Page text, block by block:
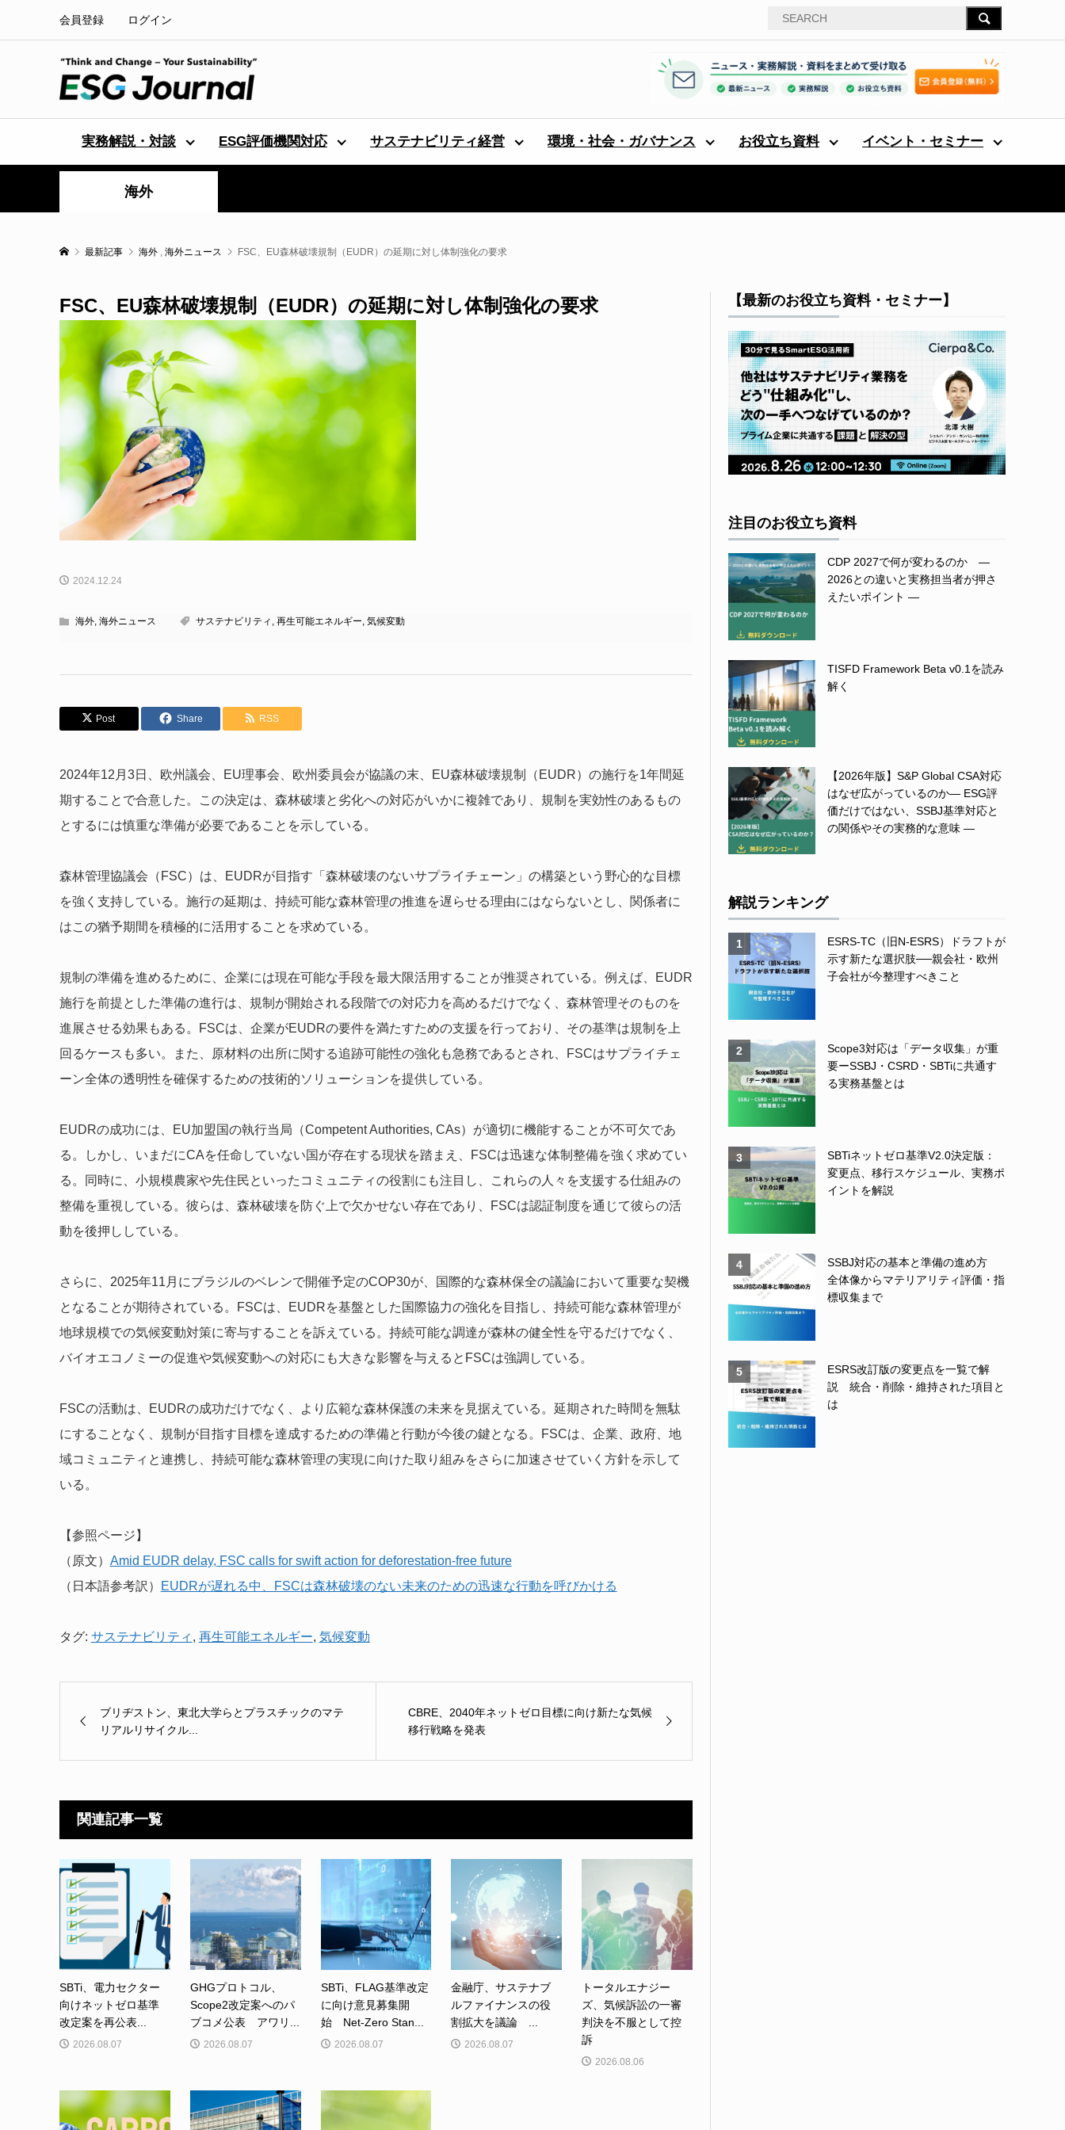
会員登録 ログイン
実務解説・対談 ESG評価機関対応 サステナビリティ経営 環境・社会・ガバナンス お役立ち資料 イベント・セミナー
海外
最新記事 海外 , 海外ニュース FSC、EU森林破壊規制（EUDR）の延期に対し体制強化の要求
FSC、EU森林破壊規制（EUDR）の延期に対し体制強化の要求
2024.12.24
海外, 海外ニュース サステナビリティ , 再生可能エネルギー, 気候変動
Post Share RSS
2024年12月3日、欧州議会、EU理事会、欧州委員会が協議の末、EU森林破壊規制（EUDR）の施行を1年間延
期することで合意した。この決定は、森林破壊と劣化への対応がいかに複雑であり、規制を実効性のあるもの
とするには慎重な準備が必要であることを示している。
森林管理協議会（FSC）は、EUDRが目指す「森林破壊のないサプライチェーン」の構築という野心的な目標
を強く支持している。施行の延期は、持続可能な森林管理の推進を遅らせる理由にはならないとし、関係者に
はこの猶予期間を積極的に活用することを求めている。
規制の準備を進めるために、企業には現在可能な手段を最大限活用することが推奨されている。例えば、EUDR
施行を前提とした準備の進行は、規制が開始される段階での対応力を高めるだけでなく、森林管理そのものを
進展させる効果もある。FSCは、企業がEUDRの要件を満たすための支援を行っており、その基準は規制を上
回るケースも多い。また、原材料の出所に関する追跡可能性の強化も急務であるとされ、FSCはサプライチェ
ーン全体の透明性を確保するための技術的ソリューションを提供している。
EUDRの成功には、EU加盟国の執行当局（Competent Authorities, CAs）が適切に機能することが不可欠であ
る。しかし、いまだにCAを任命していない国が存在する現状を踏まえ、FSCは迅速な体制整備を強く求めてい
る。同時に、小規模農家や先住民といったコミュニティの役割にも注目し、これらの人々を支援する仕組みの
整備を重視している。彼らは、森林破壊を防ぐ上で欠かせない存在であり、FSCは認証制度を通じて彼らの活
動を後押ししている。
さらに、2025年11月にブラジルのベレンで開催予定のCOP30が、国際的な森林保全の議論において重要な契機
となることが期待されている。FSCは、EUDRを基盤とした国際協力の強化を目指し、持続可能な森林管理が
地球規模での気候変動対策に寄与することを訴えている。持続可能な調達が森林の健全性を守るだけでなく、
バイオエコノミーの促進や気候変動への対応にも大きな影響を与えるとFSCは強調している。
FSCの活動は、EUDRの成功だけでなく、より広範な森林保護の未来を見据えている。延期された時間を無駄
にすることなく、規制が目指す目標を達成するための準備と行動が今後の鍵となる。FSCは、企業、政府、地
域コミュニティと連携し、持続可能な森林管理の実現に向けた取り組みをさらに加速させていく方針を示して
いる。
【参照ページ】
（原文） Amid EUDR delay, FSC calls for swift action for deforestation-free future
（日本語参考訳）
EUDRが遅れる中、FSCは森林破壊のない未来のための迅速な行動を呼びかける
タグ: サステナビリティ , 再生可能エネルギー, 気候変動
ブリヂストン、東北大学らとプラスチックのマテ
リアルリサイクル...
CBRE、2040年ネットゼロ目標に向け新たな気候
移行戦略を発表
関連記事一覧
SBTi、電力セクター
向けネットゼロ基準
改定案を再公表...
2026.08.07
GHGプロトコル、
Scope2改定案へのパ
ブコメ公表 アワリ...
2026.08.07
SBTi、FLAG基準改定
に向け意見募集開
始 Net-Zero Stan...
2026.08.07
金融庁、サステナブ
ルファイナンスの役
割拡大を議論 ...
2026.08.07
トータルエナジー
ズ、気候訴訟の一審
判決を不服として控
訴
2026.08.06
【最新のお役立ち資料・セミナー】
注目のお役立ち資料
CDP 2027で何が変わるのか ―
2026との違いと実務担当者が押さ
えたいポイント ―
TISFD Framework Beta v0.1を読み
解く
【2026年版】S&P Global CSA対応
はなぜ広がっているのか― ESG評
価だけではない、SSBJ基準対応と
の関係やその実務的な意味 ―
解説ランキング
1
ESRS-TC（旧N-ESRS）ドラフトが
示す新たな選択肢──親会社・欧州
子会社が今整理すべきこと
2
Scope3対応は「データ収集」が重
要ーSSBJ・CSRD・SBTiに共通す
る実務基盤とは
3
SBTiネットゼロ基準V2.0決定版：
変更点、移行スケジュール、実務ポ
イントを解説
4
SSBJ対応の基本と準備の進め方
全体像からマテリアリティ評価・指
標収集まで
5
ESRS改訂版の変更点を一覧で解
説 統合・削除・維持された項目と
は